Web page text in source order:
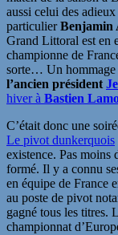
aussi celui des
particulierBenjamin
Grand Littoral est en
championne de
sorte… Un hommage
l’ancien président
hiver à Bastien
C’était donc une
Le pivot dunkerquois
existence. Pas moins
formé. Il y a connu
en équipe de France
au poste de pivot
gagné tous les titres.
championnat